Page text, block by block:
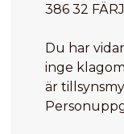
386 32
Du har
inge
är